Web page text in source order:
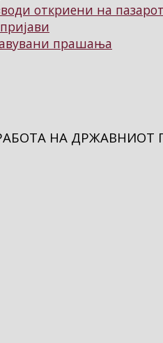
откриени на
прашања
НА ДРЖАВНИОТ